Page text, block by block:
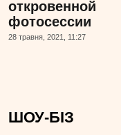
откровенной
фотосессии
28 травня, 2021, 11:27
ШОУ-БІЗ